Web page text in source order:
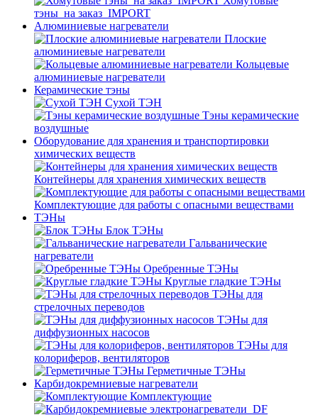
тэны_на заказ_IMPORT
Алюминиевые нагреватели
Плоские
алюминиевые нагреватели
Кольцевые
алюминиевые нагреватели
Керамические тэны
Сухой ТЭН
Тэны керамические
воздушные
Оборудование для хранения и транспортировки
химических веществ
Контейнеры для хранения химических веществ
Комплектующие для работы с опасными веществами
ТЭНы
Блок ТЭНы
Гальванические
нагреватели
Оребренные ТЭНы
Круглые гладкие ТЭНы
ТЭНы для
стрелочных переводов
ТЭНы для
диффузионных насосов
ТЭНы для
колориферов, вентиляторов
Герметичные ТЭНы
Карбидокремниевые нагреватели
Комплектующие